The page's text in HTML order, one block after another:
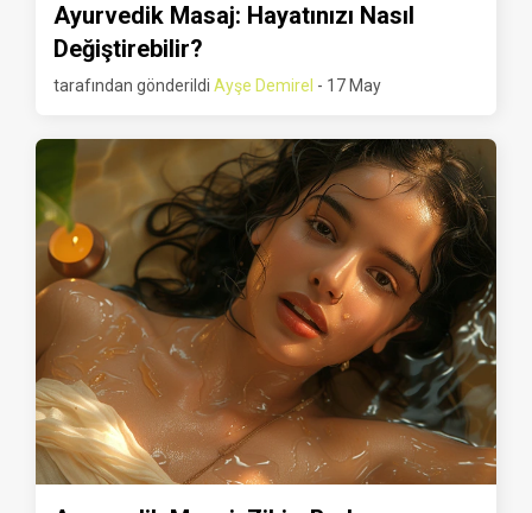
Ayurvedik Masaj: Hayatınızı Nasıl
Değiştirebilir?
tarafından gönderildi Ayşe Demirel - 17 May